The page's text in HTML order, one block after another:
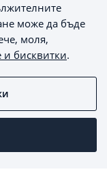
запазени
може да бъде
моля,
бисквитки.